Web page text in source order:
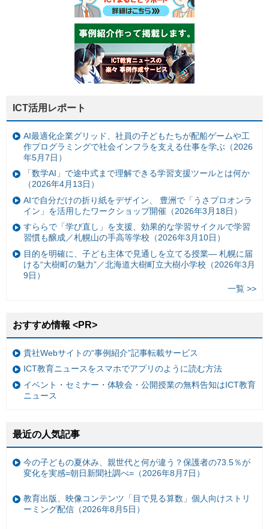
ICT活用レポート
AI最適化企業グリッド、社員の子どもたちが配船ゲームや工
作プログラミングで社会インフラを支える仕事を学ぶ（2026
年5月7日）
「数学AI」で途中式まで理解できる学習支援ツールとは何か
（2026年4月13日）
AIで自分だけの折り紙をデザイン、 豊洲で「うさプロオンラ
イン」を活用したワークショップ開催（2026年3月18日）
すららで「学び直し」を支援、効果的な学習サイクルで学習
習慣も醸成／札幌山の手高等学校（2026年3月10日）
目的を明確に、子ども主体で見通しを立てる授業— 札幌に届
ける“大樹町の魅力”／北海道大樹町立大樹小学校（2026年3月
9日）
一覧 >>
おすすめ情報 <PR>
貴社Webサイトの“事例紹介”記事転載サービス
ICT教育ニュースをスマホでアプリのように読む方法
イベント・セミナー・体験会・公開授業の無料告知はICT教育
ニュース
最近の人気記事
今の子どもの夏休み、親世代と何が違う？保護者の73.5％が
変化を実感=朝日新聞社調べ=（2026年8月7日）
教育出版、映像コンテンツ「目で見る算数」個人向けストリ
ーミング配信（2026年8月5日）